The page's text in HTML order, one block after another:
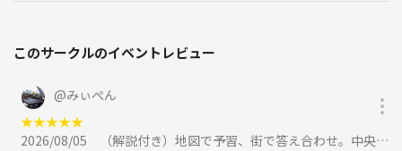
このサークルのイベントレビュー
@みぃぺん
★★★★★
2026/08/05
（解説付き）地図で予習、街で答え合わせ。中央区の昔と今をつなぐ歴史散歩に参加